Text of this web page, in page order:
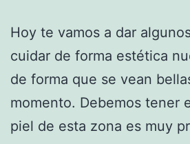
Hoy te vamos a dar
cuidar de forma estética
de forma que se vean
momento. Debemos tener
piel de esta zona es muy